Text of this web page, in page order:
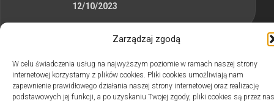
Zarządzaj zgodą
W celu świadczenia usług na najwyższym poziomie w ramach naszej strony
internetowej korzystamy z plików cookies. Pliki cookies umożliwiają nam
zapewnienie prawidłowego działania naszej strony internetowej oraz realizację
podstawowych jej funkcji, a po uzyskaniu Twojej zgody, pliki cookies są przez nas
12/10/2023
2swiaty.pl © 2026. Wszelkie prawa zastrzeżone.